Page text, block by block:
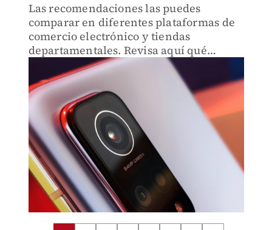
Las recomendaciones las puedes
comparar en diferentes plataformas de
comercio electrónico y tiendas
departamentales. Revisa aquí qué
móviles son más accesibles a tu bolsillo